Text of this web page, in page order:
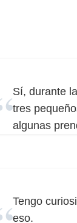
Sí, durante
tres
algunas
Tengo
eso.